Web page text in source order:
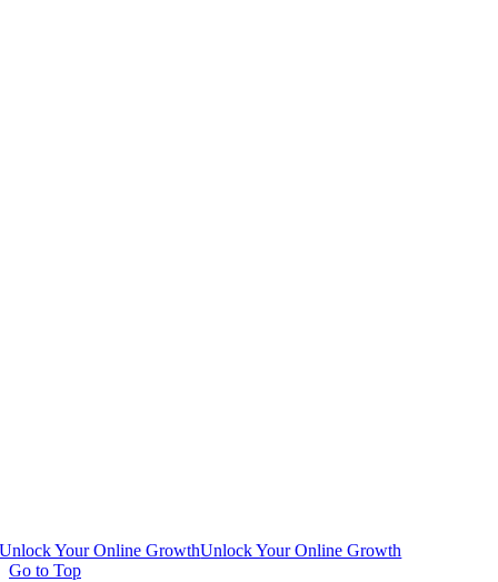
Unlock Your Online GrowthUnlock Your Online Growth
Go to Top